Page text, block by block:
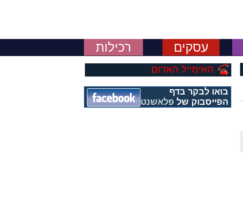
עסקים רכילות
האימייל האדום
בואו לבקר בדף
הפייסבוק של פלאשנט